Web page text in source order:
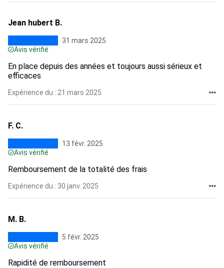
Jean hubert B.
31 mars 2025
Avis vérifié
En place depuis des années et toujours aussi sérieux et
efficaces
Expérience du : 21 mars 2025
F. C.
13 févr. 2025
Avis vérifié
Remboursement de la totalité des frais
Expérience du : 30 janv. 2025
M. B.
5 févr. 2025
Avis vérifié
Rapidité de remboursement